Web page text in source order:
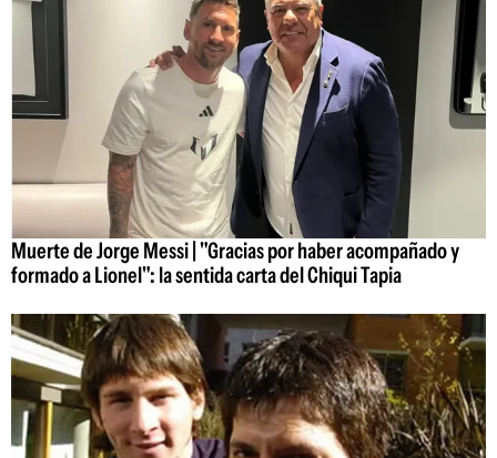
Muerte de Jorge Messi | "Gracias por haber acompañado y
formado a Lionel": la sentida carta del Chiqui Tapia